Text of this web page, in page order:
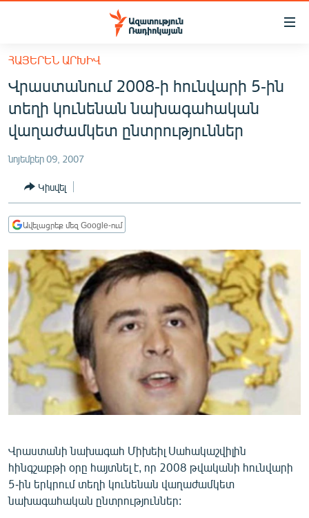
Մատչելիության
հիմնական
բովանդակությանը
Անցնել
հիմնական
մենյուին
ՀԱՅԱՍՏԱՆ
ՔԱՂԱՔԱԿԱՆ
ՀԱՍԱՐԱԿՈՒԹՅՈՒՆ
ՏՆՏԵՍՈՒԹՅՈՒՆ
ՂԱՐԱԲԱՂ
ՊԱՏԵՐԱԶՄԻ 6 ՇԱԲԱԹՆԵՐԸ
ՏԱՐԱԾԱՇՐՋԱՆ
ՄԻՋԱԶԳԱՅԻՆ
ՄՇԱԿՈՒՅԹ
ՍՊՈՐՏ
ՄԵԿՆԱԲԱՆՈՒԹՅՈՒՆ
ԿՈՐՈՆԱՎԻՐՈՒՍ
ԱՐԽԻՎ
ՏԵՍԱՆՅՈՒԹԵՐ
ՀԱՅԵՐԵՆ ԱՐԽԻՎ
Վրաստանում 2008-ի հունվարի 5-ին
տեղի կունենան նախագահական
վաղաժամկետ ընտրություններ
նոյեմբեր 09, 2007
Կիսվել
Ավելացրեք մեզ Google-ում
Վրաստանի նախագահ Միխեիլ Սահակաշվիլին
հինգշաբթի օրը հայտնել է, որ 2008 թվականի հունվարի
5-ին երկրում տեղի կունենան վաղաժամկետ
նախագահական ընտրություններ: